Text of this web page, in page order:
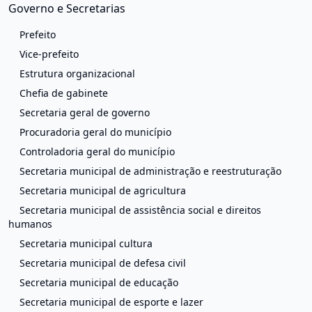
Governo e Secretarias
Prefeito
Vice-prefeito
Estrutura organizacional
Chefia de gabinete
Secretaria geral de governo
Procuradoria geral do município
Controladoria geral do município
Secretaria municipal de administração e reestruturação
Secretaria municipal de agricultura
Secretaria municipal de assistência social e direitos
humanos
Secretaria municipal cultura
Secretaria municipal de defesa civil
Secretaria municipal de educação
Secretaria municipal de esporte e lazer